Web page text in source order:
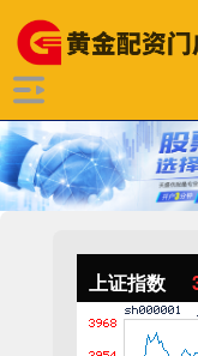
上证指数